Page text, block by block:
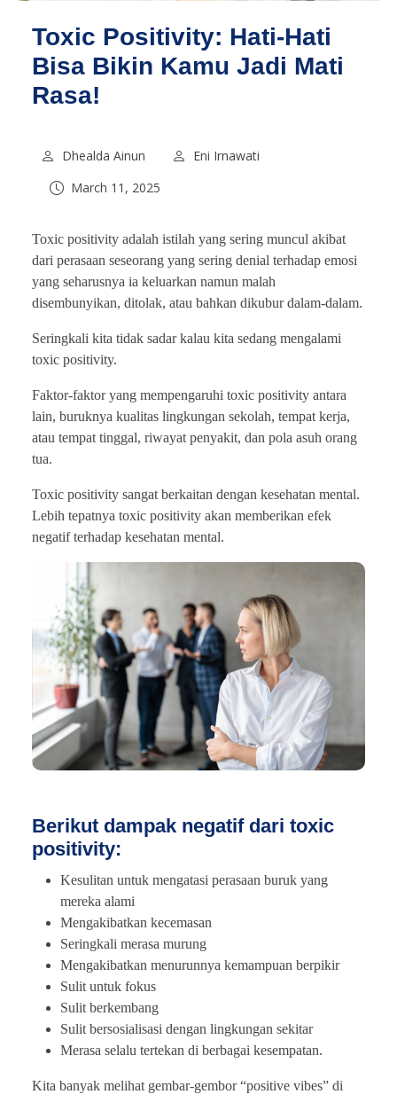
Toxic Positivity: Hati-Hati
Bisa Bikin Kamu Jadi Mati
Rasa!
Dhealda Ainun
Eni Irnawati
March 11, 2025
Toxic positivity adalah istilah yang sering muncul akibat
dari perasaan seseorang yang sering denial terhadap emosi
yang seharusnya ia keluarkan namun malah
disembunyikan, ditolak, atau bahkan dikubur dalam-dalam.
Seringkali kita tidak sadar kalau kita sedang mengalami
toxic positivity.
Faktor-faktor yang mempengaruhi toxic positivity antara
lain, buruknya kualitas lingkungan sekolah, tempat kerja,
atau tempat tinggal, riwayat penyakit, dan pola asuh orang
tua.
Toxic positivity sangat berkaitan dengan kesehatan mental.
Lebih tepatnya toxic positivity akan memberikan efek
negatif terhadap kesehatan mental.
Berikut dampak negatif dari toxic
positivity:
Kesulitan untuk mengatasi perasaan buruk yang
mereka alami
Mengakibatkan kecemasan
Seringkali merasa murung
Mengakibatkan menurunnya kemampuan berpikir
Sulit untuk fokus
Sulit berkembang
Sulit bersosialisasi dengan lingkungan sekitar
Merasa selalu tertekan di berbagai kesempatan.
Kita banyak melihat gembar-gembor “positive vibes” di